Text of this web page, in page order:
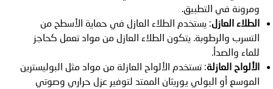
ومرونة في التطبيق.
الطلاء العازل: يستخدم الطلاء العازل في حماية الأسطح من
التسرب والرطوبة. يتكون الطلاء العازل من مواد تعمل كحاجز
للماء والصدأ.
الألواح العازلة: تستخدم الألواح العازلة من مواد مثل البوليسترين
الموسع أو البولي يوريثان الممتد لتوفير عزل حراري وصوتي